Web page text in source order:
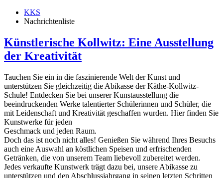
KKS
Nachrichtenliste
Künstlerische Kollwitz: Eine Ausstellung
der Kreativität
Tauchen Sie ein in die faszinierende Welt der Kunst und
unterstützen Sie gleichzeitig die Abikasse der Käthe-Kollwitz-
Schule! Entdecken Sie bei unserer Kunstausstellung die
beeindruckenden Werke talentierter Schülerinnen und Schüler, die
mit Leidenschaft und Kreativität geschaffen wurden. Hier finden Sie
Kunstwerke für jeden
Geschmack und jeden Raum.
Doch das ist noch nicht alles! Genießen Sie während Ihres Besuchs
auch eine Auswahl an köstlichen Speisen und erfrischenden
Getränken, die von unserem Team liebevoll zubereitet werden.
Jedes verkaufte Kunstwerk trägt dazu bei, unsere Abikasse zu
unterstützen und den Abschlussjahrgang in seinen letzten Schritten